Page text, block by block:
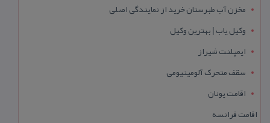
مخزن آب طبرستان خرید از نمایندگی اصلی
وکیل یاب | بهترین وکیل
ایمپلنت شیراز
سقف متحرک آلومینیومی
اقامت یونان
اقامت فرانسه